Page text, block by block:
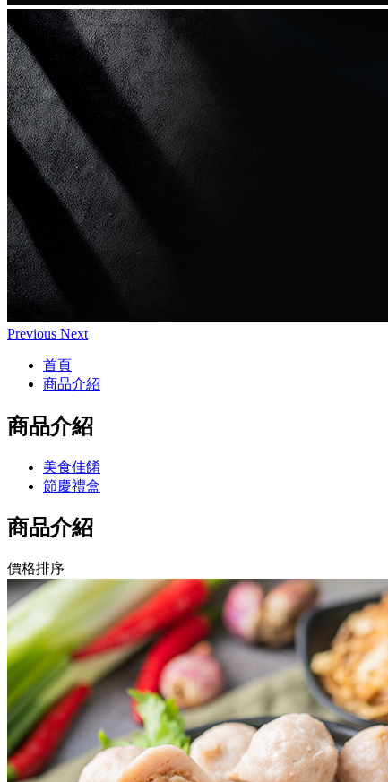
Previous Next
首頁
商品介紹
商品介紹
美食佳餚
節慶禮盒
商品介紹
價格排序